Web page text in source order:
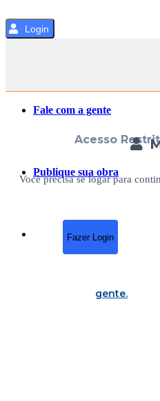
Fale com a gente
Publique sua obra
Login
Acesso
Você precisa se logar para
Fazer Login
gente.